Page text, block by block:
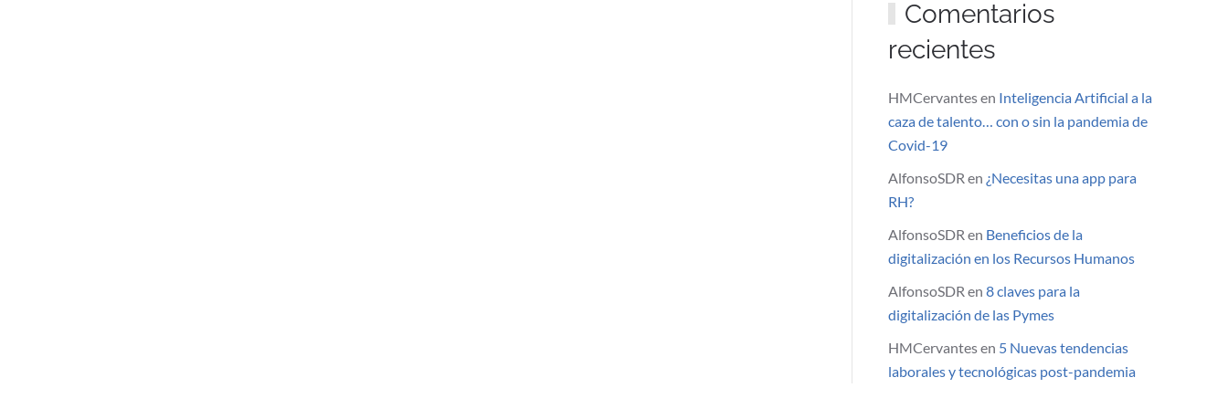
Comentarios
recientes
HMCervantesen Inteligencia Artificial a la
caza de talento… con o sin la pandemia de
Covid-19
AlfonsoSDR en ¿Necesitas una app para
RH?
AlfonsoSDR en Beneficios de la
digitalización en los Recursos Humanos
AlfonsoSDR en 8 claves para la
digitalización de las Pymes
HMCervantesen 5 Nuevas tendencias
laborales y tecnológicas post-pandemia